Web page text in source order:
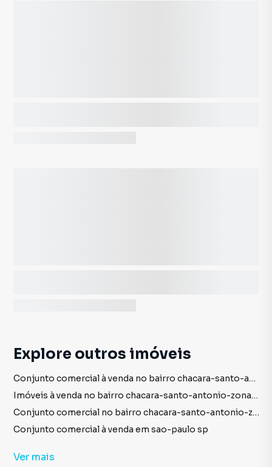
Explore outros imóveis
Conjunto comercial à venda no bairro chacara-santo-antonio-zona-sul em sao-paulo sp com 2 vagas
Imóveis à venda no bairro chacara-santo-antonio-zona-sul em sao-paulo sp
Conjunto comercial no bairro chacara-santo-antonio-zona-sul em sao-paulo sp
Conjunto comercial à venda em sao-paulo sp
Conjunto comercial em sao-paulo sp
Ver mais